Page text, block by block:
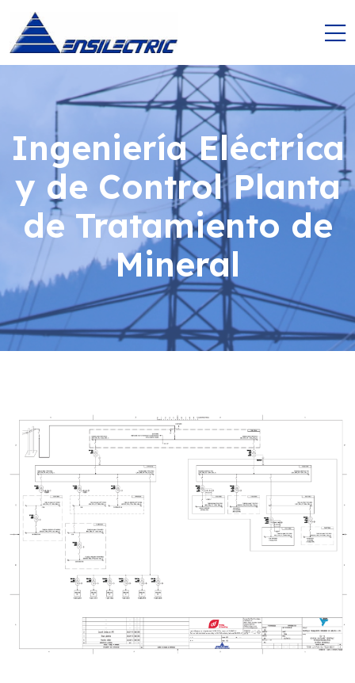
Ingeniería Eléctrica
y de Control Planta
de Tratamiento de
Mineral